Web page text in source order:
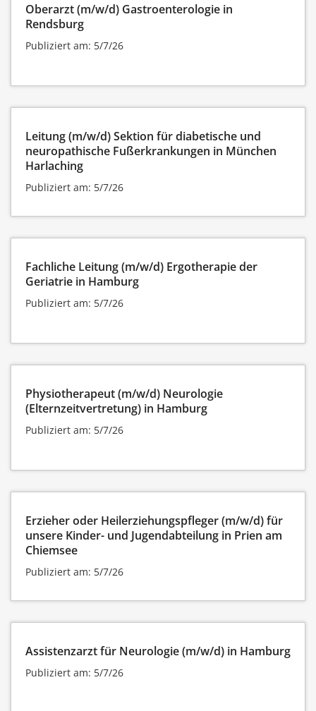
Oberarzt (m/w/d) Gastroenterologie in
Rendsburg
Publiziert am: 5/7/26
Leitung (m/w/d) Sektion für diabetische und
neuropathische Fußerkrankungen in München
Harlaching
Publiziert am: 5/7/26
Fachliche Leitung (m/w/d) Ergotherapie der
Geriatrie in Hamburg
Publiziert am: 5/7/26
Physiotherapeut (m/w/d) Neurologie
(Elternzeitvertretung) in Hamburg
Publiziert am: 5/7/26
Erzieher oder Heilerziehungspfleger (m/w/d) für
unsere Kinder- und Jugendabteilung in Prien am
Chiemsee
Publiziert am: 5/7/26
Assistenzarzt für Neurologie (m/w/d) in Hamburg
Publiziert am: 5/7/26